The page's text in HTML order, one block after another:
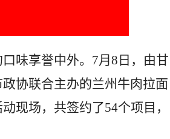
味享誉中外。7月8日，由甘
协联合主办的兰州牛肉拉面
现场，共签约了54个项目，